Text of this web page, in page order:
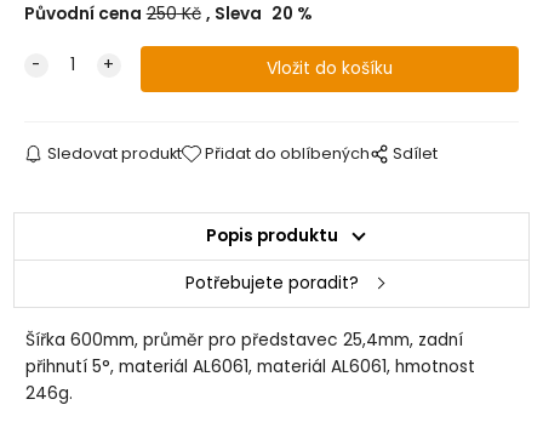
Původní cena 250Kč Sleva 20 %
Sledovat produkt Přidat do oblíbených Sdílet
Popis produktu
Potřebujete poradit?
Šířka 600mm, průměr pro představec 25,4mm, zadní
přihnutí 5°, materiál AL6061, materiál AL6061, hmotnost
246g.